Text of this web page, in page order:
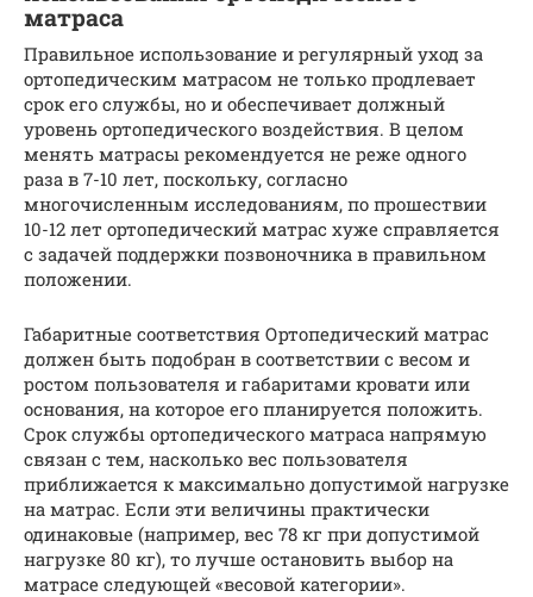
матраса
Правильное использование и регулярный уход за
ортопедическим матрасом не только продлевает
срок его службы, но и обеспечивает должный
уровень ортопедического воздействия. В целом
менять матрасы рекомендуется не реже одного
раза в 7-10 лет, поскольку, согласно
многочисленным исследованиям, по прошествии
10-12 лет ортопедический матрас хуже справляется
с задачей поддержки позвоночника в правильном
положении.
Габаритные соответствия Ортопедический матрас
должен быть подобран в соответствии с весом и
ростом пользователя и габаритами кровати или
основания, на которое его планируется положить.
Срок службы ортопедического матраса напрямую
связан с тем, насколько вес пользователя
приближается к максимально допустимой нагрузке
на матрас. Если эти величины практически
одинаковые (например, вес 78 кг при допустимой
нагрузке 80 кг), то лучше остановить выбор на
матрасе следующей «весовой категории».